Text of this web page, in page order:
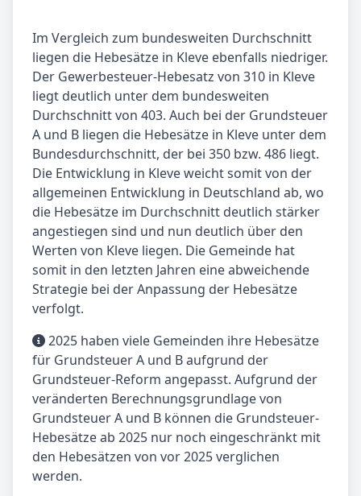
Im Vergleich zum bundesweiten Durchschnitt
liegen die Hebesätze in Kleve ebenfalls niedriger.
Der Gewerbesteuer-Hebesatz von 310 in Kleve
liegt deutlich unter dem bundesweiten
Durchschnitt von 403. Auch bei der Grundsteuer
A und B liegen die Hebesätze in Kleve unter dem
Bundesdurchschnitt, der bei 350 bzw. 486 liegt.
Die Entwicklung in Kleve weicht somit von der
allgemeinen Entwicklung in Deutschland ab, wo
die Hebesätze im Durchschnitt deutlich stärker
angestiegen sind und nun deutlich über den
Werten von Kleve liegen. Die Gemeinde hat
somit in den letzten Jahren eine abweichende
Strategie bei der Anpassung der Hebesätze
verfolgt.
2025 haben viele Gemeinden ihre Hebesätze
für Grundsteuer A und B aufgrund der
Grundsteuer-Reform angepasst. Aufgrund der
veränderten Berechnungsgrundlage von
Grundsteuer A und B können die Grundsteuer-
Hebesätze ab 2025 nur noch eingeschränkt mit
den Hebesätzen von vor 2025 verglichen
werden.